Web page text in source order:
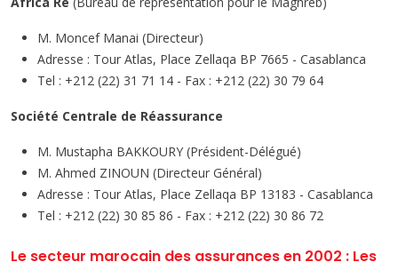
M. Moncef Manai (Directeur)
Adresse : Tour Atlas, Place Zellaqa BP 7665 - Casablanca
Tel : +212 (22) 31 71 14 - Fax : +212 (22) 30 79 64
Société Centrale de Réassurance
M. Mustapha BAKKOURY (Président-Délégué)
M. Ahmed ZINOUN (Directeur Général)
Adresse : Tour Atlas, Place Zellaqa BP 13183 - Casablanca
Tel : +212 (22) 30 85 86 - Fax : +212 (22) 30 86 72
Le secteur marocain des assurances en 2002 : Les